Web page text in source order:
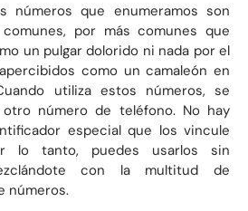
números que enumeramos son
por más comunes que
un pulgar dolorido ni nada por el
como un camaleón en
utiliza estos números, se
número de teléfono. No hay
especial que los vincule
lo tanto, puedes usarlos sin
con la multitud de
números.